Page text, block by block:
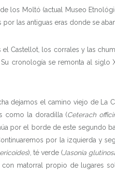
los Moltó (actual Museo
las antiguas eras donde se
Castellot, los corrales y las
cronología se remonta al
dejamos el camino viejo de La
como la doradilla (Ceterach
por el borde de este segundo
por la izquierda y
), té verde ( Jasonia
matorral propio de lugares